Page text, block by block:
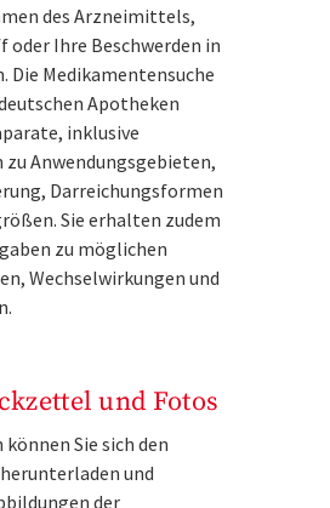
des Arzneimittels,
oder Ihre Beschwerden in
Die Medikamentensuche
Apotheken
inklusive
Anwendungsgebieten,
Darreichungsformen
Sie erhalten zudem
zu möglichen
Wechselwirkungen und
und Fotos
Sie sich den
und
der